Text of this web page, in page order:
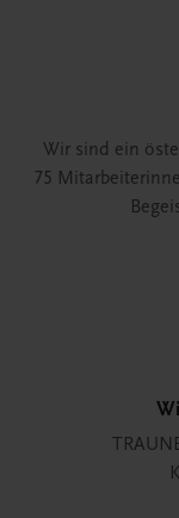
Wir sind ein
75